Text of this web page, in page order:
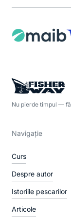
Nu pierde timpul —
Navigație
Curs
Despre autor
Istoriile pescarilor
Articole